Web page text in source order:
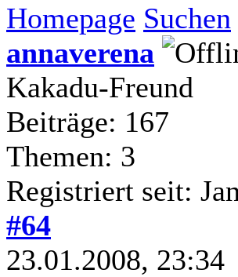
Homepage Suchen
annaverena
Kakadu-Freund
Beiträge: 167
Themen: 3
Registriert seit:
#64
23.01.2008, 23:34